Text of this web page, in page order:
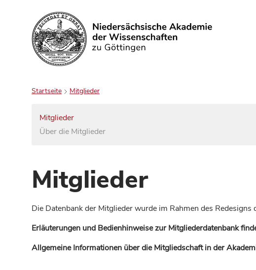
Suchen
Startseite Mitglieder
Mitglieder
Über die Mitglieder
Mitglieder
Die Datenbank der Mitglieder wurde im Rahmen des
Erläuterungen und Bedienhinweise zur Mitgliederdatenbank
Allgemeine Informationen über die Mitgliedschaft in der